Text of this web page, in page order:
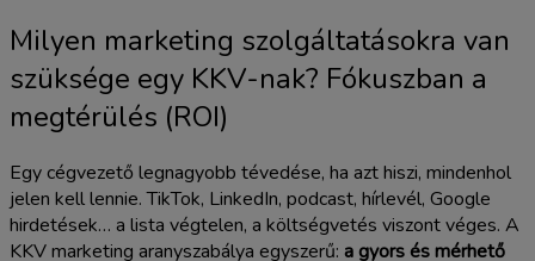
Milyen marketing szolgáltatásokra van
szüksége egy KKV-nak? Fókuszban a
megtérülés (ROI)
Egy cégvezető legnagyobb tévedése, ha azt hiszi, mindenhol
jelen kell lennie. TikTok, LinkedIn, podcast, hírlevél, Google
hirdetések… a lista végtelen, a költségvetés viszont véges. A
KKV marketing aranyszabálya egyszerű: a gyors és mérhető